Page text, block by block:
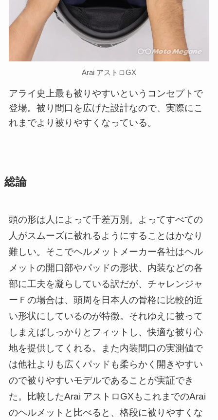
Arai アストロGX
アライ史上最も被りやすいというコンセプトで
登場。被り間口を広げた設計なので、実際にこ
れまでより被りやすくなっている。
総論
頭の形は人によって千差万別。よってすべての
人がスムーズに被れるようにすることはかなり
難しい。そこでヘルメットメーカー各社はヘル
メットの開口部やパッドの形状、内装などの各
部に工夫を凝らしている訳だが、チャレンジャ
ーＦの場合は、頭周を日本人の骨格に比較的近
い形状にしているのが特徴。それゆえに被って
しまえばしっかりとフィットし、快適な被り心
地を提供してくれる。また内装間口の実測値で
は他社よりも広くパッドも柔らかく開きやすい
ので被りやすいモデルであることが実証でき
た。比較したArai アストロGXもこれまでのArai
のヘルメットと比べると、格段に被りやすくな